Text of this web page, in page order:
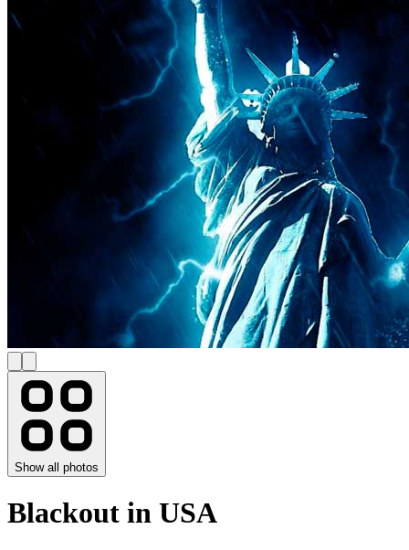
Show all photos
Blackout in USA